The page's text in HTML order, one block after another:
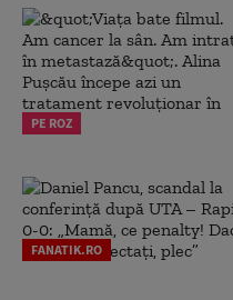
PE ROZ
FANATIK.RO